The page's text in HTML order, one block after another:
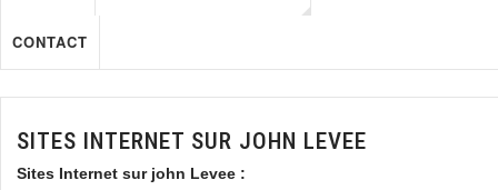
CONTACT
SITES INTERNET SUR JOHN LEVEE
Sites Internet sur john Levee :